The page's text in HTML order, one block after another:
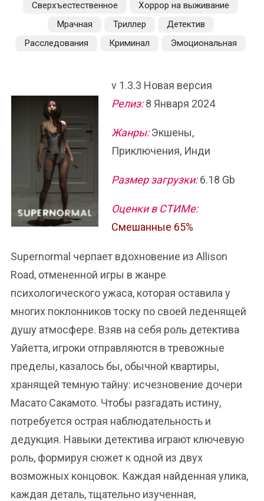
Сверхъестественное
Хоррор на выживание
Мрачная
Триллер
Детектив
Расследования
Криминал Эмоциональная
v 1.3.3 Новая версия
Релиз:8 Января 2024
Жанры:Экшены,
Приключения, Инди
Размер загрузки:6.18 Gb
Оценки в СТИМе:
Смешанные 65%
Supernormal черпает вдохновение из Allison
Road, отмененной игры в жанре
психологического ужаса, которая оставила у
многих поклонников тоску по своей леденящей
душу атмосфере. Взяв на себя роль детектива
Уайетта, игроки отправляются в тревожные
пределы, казалось бы, обычной квартиры,
хранящей темную тайну: исчезновение дочери
Масато Сакамото. Чтобы разгадать истину,
потребуется острая наблюдательность и
дедукция. Навыки детектива играют ключевую
роль, формируя сюжет к одной из двух
возможных концовок. Каждая найденная улика,
каждая деталь, тщательно изученная,